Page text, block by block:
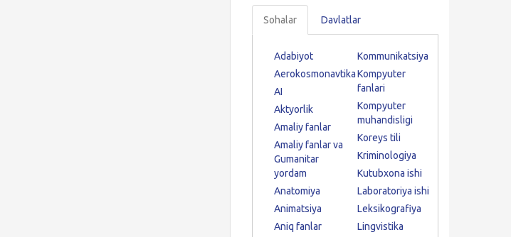
Sohalar Davlatlar
Adabiyot
Aerokosmonavtika
AI
Aktyorlik
Amaliy fanlar
Amaliy fanlar va
Gumanitar
yordam
Anatomiya
Animatsiya
Aniq fanlar
Kommunikatsiya
Kompyuter
fanlari
Kompyuter
muhandisligi
Koreys tili
Kriminologiya
Kutubxona ishi
Laboratoriya ishi
Leksikografiya
Lingvistika